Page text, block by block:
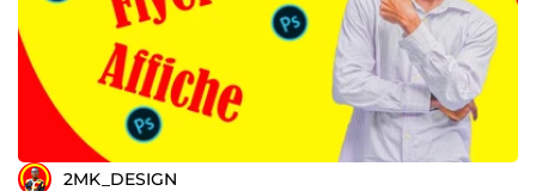
2MK_DESIGN